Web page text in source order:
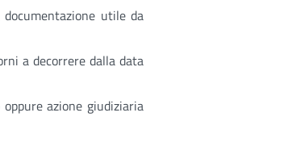
utile da
a decorrere dalla data
azione giudiziaria